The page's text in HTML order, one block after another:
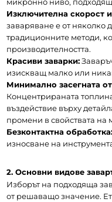
Изключителна скорост
заваряване е от няколко
традиционните методи,
производителността.
Красиви заварки:
изискващ малко или
Минимално засегната
Концентрираната
въздействие върху
промени в свойствата на
Безконтактна обработка:
износване на
2. Основни видове
Изборът на подходяща
от решаващо значение.